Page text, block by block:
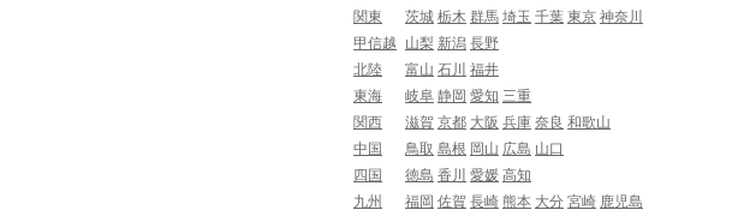
関東
茨城 栃木 群馬 埼玉 千葉 東京 神奈川
甲信越
山梨 新潟 長野
北陸
富山 石川 福井
東海
岐阜 静岡 愛知 三重
関西
滋賀 京都 大阪 兵庫 奈良 和歌山
中国
鳥取 島根 岡山 広島 山口
四国
徳島 香川 愛媛 高知
九州
福岡 佐賀 長崎 熊本 大分 宮崎 鹿児島